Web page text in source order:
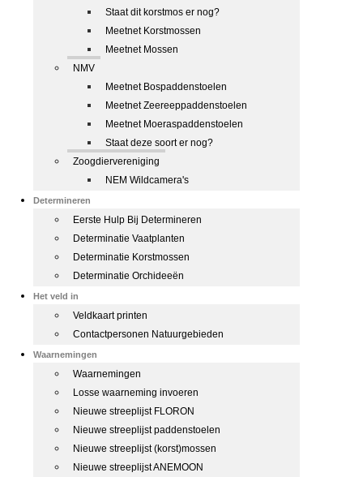
Staat dit korstmos er nog?
Meetnet Korstmossen
Meetnet Mossen
NMV
Meetnet Bospaddenstoelen
Meetnet Zeereeppaddenstoelen
Meetnet Moeraspaddenstoelen
Staat deze soort er nog?
Zoogdiervereniging
NEM Wildcamera's
Determineren
Eerste Hulp Bij Determineren
Determinatie Vaatplanten
Determinatie Korstmossen
Determinatie Orchideeën
Het veld in
Veldkaart printen
Contactpersonen Natuurgebieden
Waarnemingen
Waarnemingen
Losse waarneming invoeren
Nieuwe streeplijst FLORON
Nieuwe streeplijst paddenstoelen
Nieuwe streeplijst (korst)mossen
Nieuwe streeplijst ANEMOON